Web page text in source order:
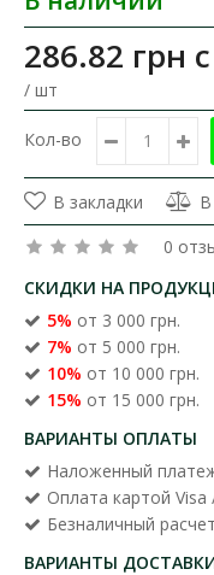
286.82 грн
/ шт
Кол-во
В закладки
В
0
СКИДКИ НА
5% от 3 000 грн.
7% от 5 000 грн.
10% от 10 000 грн.
15% от 15 000 грн.
ВАРИАНТЫ ОПЛАТЫ
Наложенный
Оплата картой Visa
Безналичный
ВАРИАНТЫ